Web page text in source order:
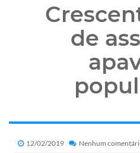
de
12/02/2019 Nenhum